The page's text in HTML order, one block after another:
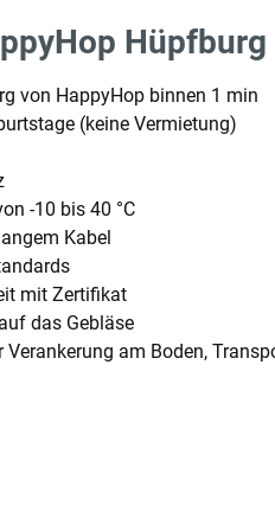
von HappyHop binnen 1 min
(keine Vermietung)
-10 bis 40 °C
Kabel
mit Zertifikat
das Gebläse
Verankerung am Boden,